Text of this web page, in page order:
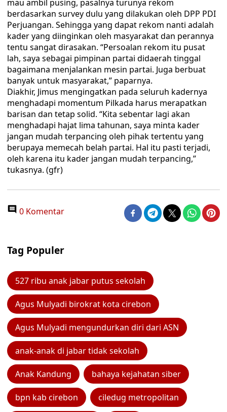
mau ambil pusing, pasalnya turunya rekom
berdasarkan survey dulu yang dilakukan oleh DPP PDI
Perjuangan. Sehingga yang dapat rekom nanti adalah
kader yang diinginkan oleh masyarakat dan perannya
tentu sangat dirasakan. “Persoalan rekom itu pusat
lah, saya sebagai pimpinan partai didaerah tinggal
bagaimana menjalankan mesin partai. Juga berbuat
banyak untuk masyarakat,” paparnya.
Diakhir, Jimus mengingatkan pada seluruh kadernya
menghadapi momentum Pilkada harus merapatkan
barisan dan tetap solid. “Kita sebentar lagi akan
menghadapi hajat lima tahunan, saya minta kader
jangan mudah terpancing oleh pihak tertentu yang
berupaya memecah belah partai. Hal itu pasti terjadi,
oleh karena itu kader jangan mudah terpancing,”
tukasnya. (gfr)
0 Komentar
Tag Populer
527 ribu anak jabar putus sekolah
Agus Mulyadi birokrat kota cirebon
Agus Mulyadi mengundurkan diri dari ASN
anak-anak di jabar tidak sekolah
Anak Kandung bahaya kejahatan siber
bpn kab cirebon ciledug metropolitan